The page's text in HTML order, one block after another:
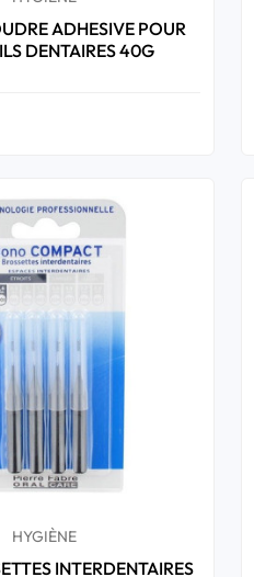
ADHESIVE POUR
DENTAIRES 40G
HYGIÈNE
INTERDENTAIRES